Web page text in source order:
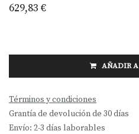
629,83 €
AÑADIR
Términos y condiciones
Grantía de devolución de 30 días
Envío: 2-3 días laborables